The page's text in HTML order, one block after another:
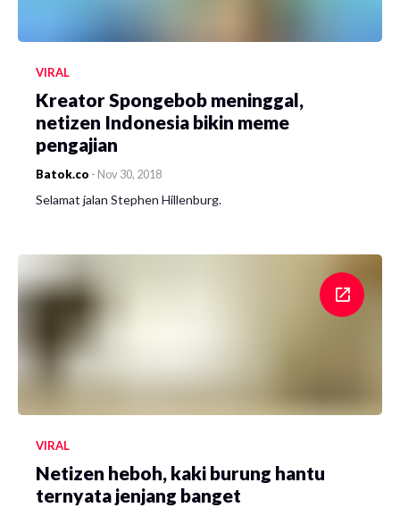
VIRAL
Kreator Spongebob meninggal,
netizen Indonesia bikin meme
pengajian
Batok.co - Nov 30, 2018
Selamat jalan Stephen Hillenburg.
VIRAL
Netizen heboh, kaki burung hantu
ternyata jenjang banget